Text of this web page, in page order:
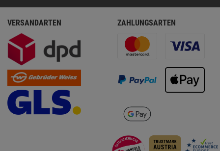
VERSANDARTEN ZAHLUNGSARTEN